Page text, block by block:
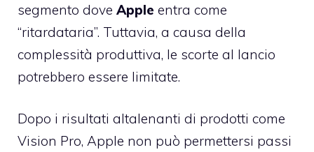
segmento dove Apple entra come
“ritardataria”. Tuttavia, a causa della
complessità produttiva, le scorte al lancio
potrebbero essere limitate.
Dopo i risultati altalenanti di prodotti come
Vision Pro, Apple non può permettersi passi